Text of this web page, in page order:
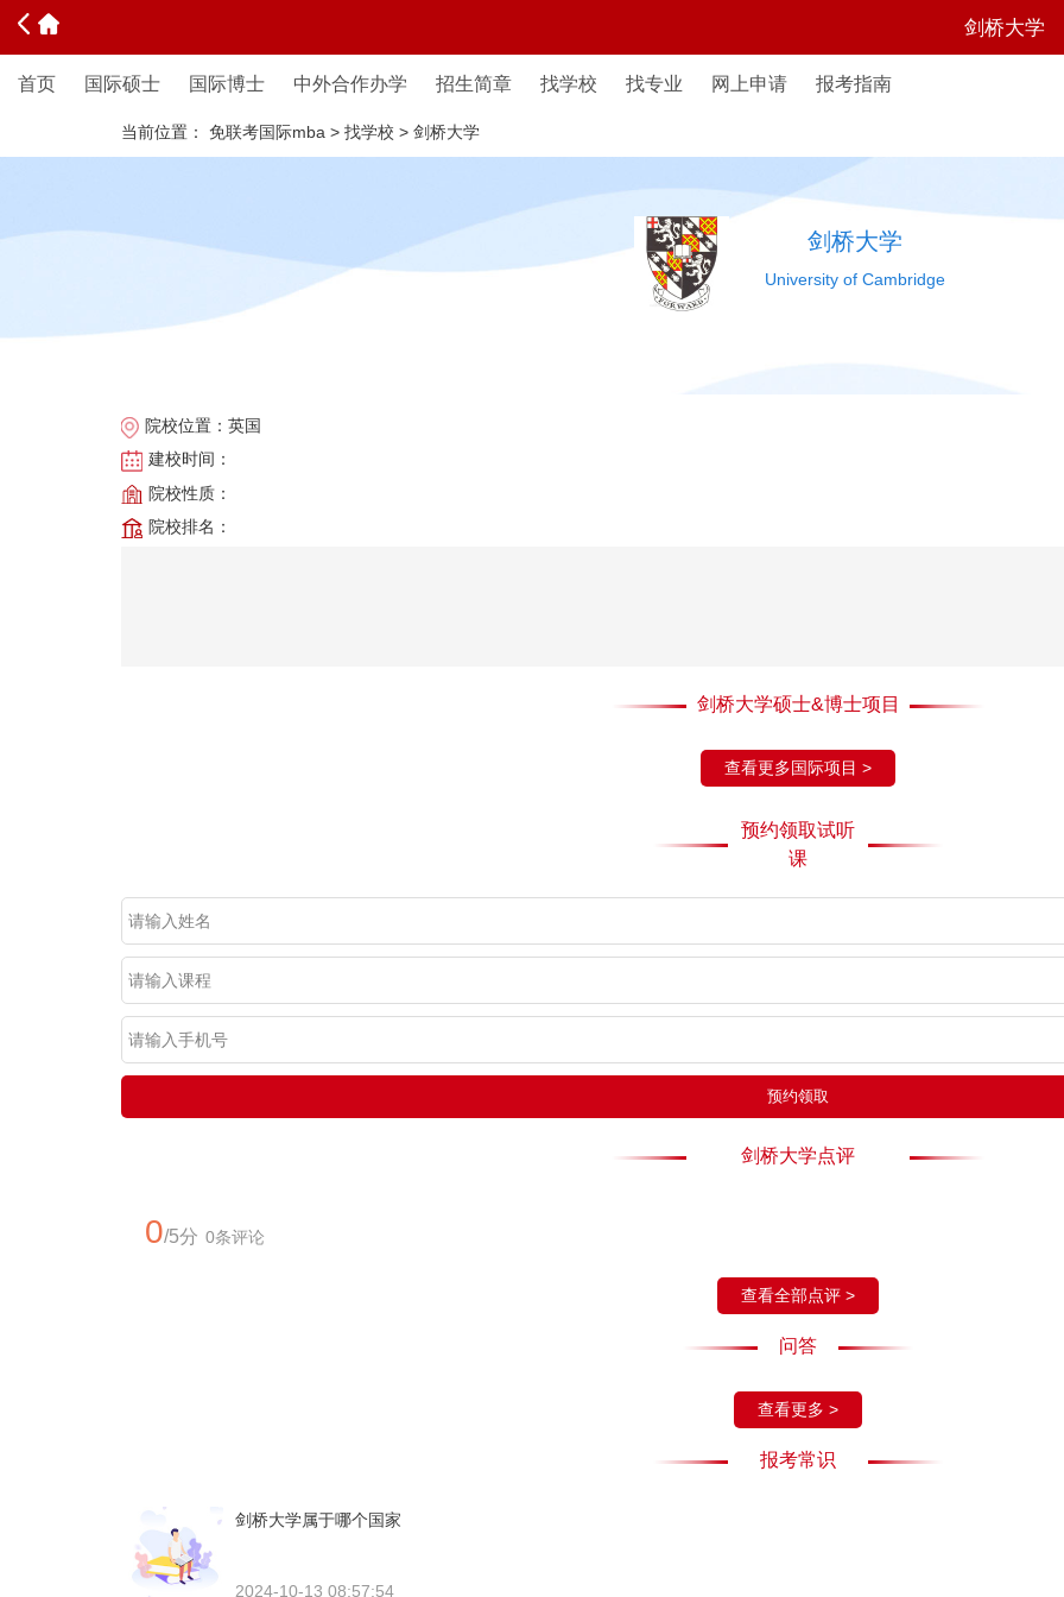
剑桥大学
首页 国际硕士 国际博士 中外合作办学 招生简章 找学校 找专业 网上申请 报考指南
当前位置： 免联考国际mba > 找学校 > 剑桥大学
剑桥大学
University of Cambridge
院校位置： 英国
建校时间：
院校性质：
院校排名：
剑桥大学硕士&博士项目
查看更多国际项目 >
预约领取试听
课
预约领取
剑桥大学点评
0/5分 0条评论
查看全部点评 >
问答
查看更多 >
报考常识
剑桥大学属于哪个国家
2024-10-13 08:57:54